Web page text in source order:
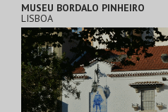
MUSEU BORDALO PINHEIRO
LISBOA